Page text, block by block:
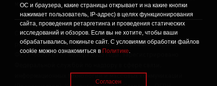
ОС и браузера, какие страницы открывает и на какие кнопки
нажимает пользователь, IP-адрес) в целях функционирования
сайта, проведения ретаргетинга и проведения статических
исследований и обзоров. Если вы не хотите, чтобы ваши
обрабатывались, покиньте сайт. С условиями обработки файлов
cookie можно ознакомиться в Политике.
Согласен
младше 16 лет.
Сетевое издание «Твой Бро», реестровая запись о
регистрации средства массовой информации: серия Эл №
ФС77-86309 от 17 ноября 2023 года, зарегистрировано